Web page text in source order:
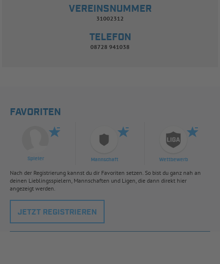
VEREINSNUMMER
31002312
TELEFON
08728 941038
FAVORITEN
Spieler Mannschaft Wettbewerb
Nach der Registrierung kannst du dir Favoriten setzen. So bist du ganz nah an
deinen Lieblingsspielern, Mannschaften und Ligen, die dann direkt hier
angezeigt werden.
JETZT REGISTRIEREN